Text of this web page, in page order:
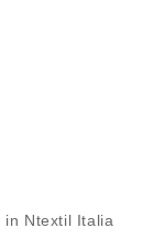
in Ntextil Italia